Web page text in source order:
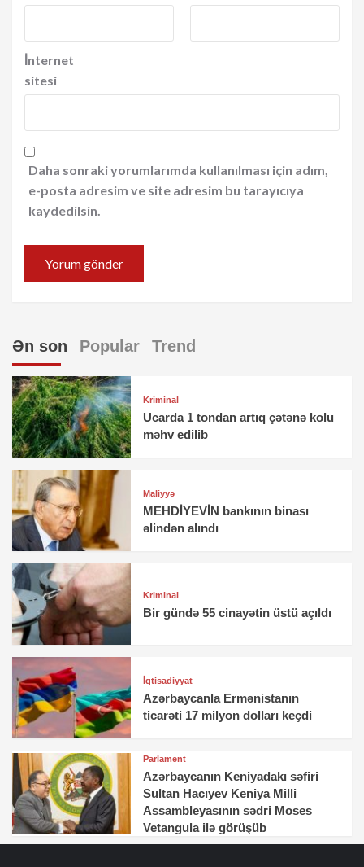
İnternet
sitesi
Daha sonraki yorumlarımda kullanılması için adım,
e-posta adresim ve site adresim bu tarayıcıya
kaydedilsin.
Ən son Popular Trend
Kriminal
Ucarda 1 tondan artıq çətənə kolu
məhv edilib
Maliyyə
MEHDİYEVİN bankının binası
əlindən alındı
Kriminal
Bir gündə 55 cinayətin üstü açıldı
İqtisadiyyat
Azərbaycanla Ermənistanın
ticarəti 17 milyon dolları keçdi
Parlament
Azərbaycanın Keniyadakı səfiri
Sultan Hacıyev Keniya Milli
Assambleyasının sədri Moses
Vetangula ilə görüşüb